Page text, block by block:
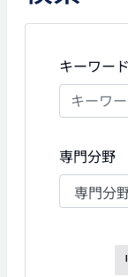
キーワー
専門分野